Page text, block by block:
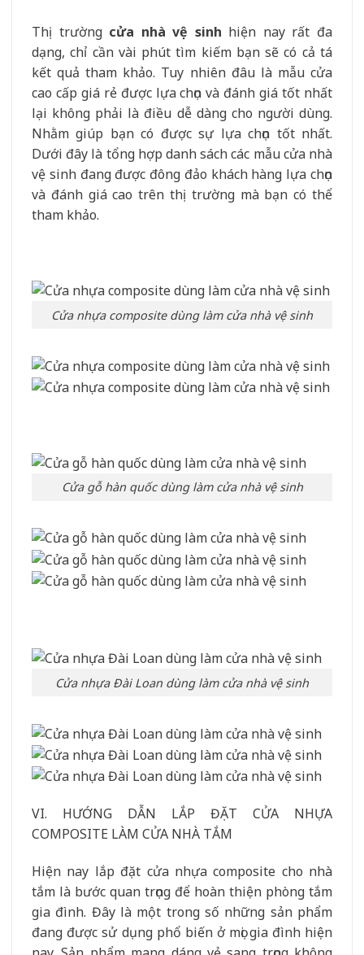
Thị trường cửa nhà vệ sinh hiện nay rất đa
dạng, chỉ cần vài phút tìm kiếm bạn sẽ có cả tá
kết quả tham khảo. Tuy nhiên đâu là mẫu cửa
cao cấp giá rẻ được lựa chọn và đánh giá tốt nhất
lại không phải là điều dễ dàng cho người dùng.
Nhằm giúp bạn có được sự lựa chọn tốt nhất.
Dưới đây là tổng hợp danh sách các mẫu cửa nhà
vệ sinh đang được đông đảo khách hàng lựa chọn
và đánh giá cao trên thị trường mà bạn có thể
tham khảo.
Cửa nhựa composite dùng làm cửa nhà vệ sinh
Cửa gỗ hàn quốc dùng làm cửa nhà vệ sinh
Cửa nhựa Đài Loan dùng làm cửa nhà vệ sinh
VI. HƯỚNG DẪN LẮP ĐẶT CỬA NHỰA
COMPOSITE LÀM CỬA NHÀ TẮM
Hiện nay lắp đặt cửa nhựa composite cho nhà
tắm là bước quan trọng để hoàn thiện phòng tắm
gia đình. Đây là một trong số những sản phẩm
đang được sử dụng phổ biến ở mọi gia đình hiện